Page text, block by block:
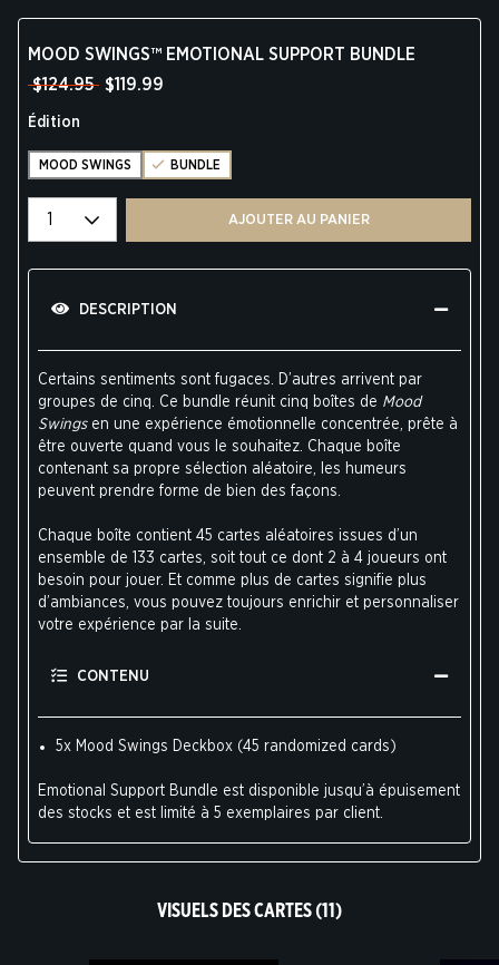
MOOD SWINGS™ EMOTIONAL SUPPORT BUNDLE
$124.95 $119.99
Édition
MOOD SWINGS BUNDLE
Select quantity
AJOUTER AU PANIER
DESCRIPTION
Certains sentiments sont fugaces. D’autres arrivent par
groupes de cinq. Ce bundle réunit cinq boîtes de Mood
Swingsen une expérience émotionnelle concentrée, prête à
être ouverte quand vous le souhaitez. Chaque boîte
contenant sa propre sélection aléatoire, les humeurs
peuvent prendre forme de bien des façons.
Chaque boîte contient 45 cartes aléatoires issues d’un
ensemble de 133 cartes, soit tout ce dont 2 à 4 joueurs ont
besoin pour jouer. Et comme plus de cartes signifie plus
d’ambiances, vous pouvez toujours enrichir et personnaliser
votre expérience par la suite.
CONTENU
5x Mood Swings Deckbox (45 randomized cards)
Emotional Support Bundle est disponible jusqu’à épuisement
des stocks et est limité à 5 exemplaires par client.
VISUELS DES CARTES (11)